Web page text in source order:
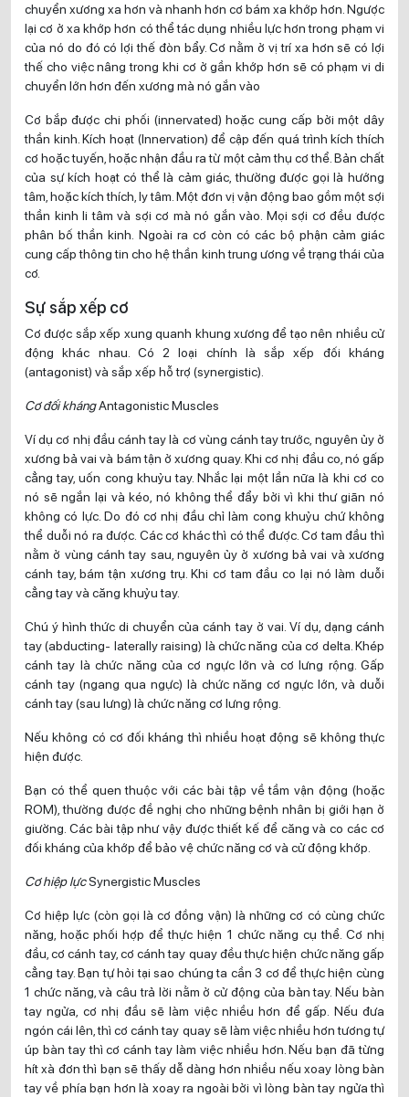
chuyển xương xa hơn và nhanh hơn cơ bám xa khớp hơn. Ngược
lại cơ ở xa khớp hơn có thể tác dụng nhiều lực hơn trong phạm vi
của nó do đó có lợi thế đòn bẩy. Cơ nằm ở vị trí xa hơn sẽ có lợi
thế cho việc nâng trong khi cơ ở gần khớp hơn sẽ có phạm vi di
chuyển lớn hơn đến xương mà nó gắn vào
Cơ bắp được chi phối (innervated) hoặc cung cấp bởi một dây
thần kinh. Kích hoạt (Innervation) để cập đến quá trình kích thích
cơ hoặc tuyến, hoặc nhận đầu ra từ một cảm thụ cơ thể. Bản chất
của sự kích hoạt có thể là cảm giác, thường được gọi là hướng
tâm, hoặc kích thích, ly tâm. Một đơn vị vận động bao gồm một sợi
thần kinh li tâm và sợi cơ mà nó gắn vào. Mọi sợi cơ đều được
phân bố thần kinh. Ngoài ra cơ còn có các bộ phận cảm giác
cung cấp thông tin cho hệ thần kinh trung ương về trạng thái của
cơ.
Sự sắp xếp cơ
Cơ được sắp xếp xung quanh khung xương để tạo nên nhiều cử
động khác nhau. Có 2 loại chính là sắp xếp đối kháng
(antagonist) và sắp xếp hỗ trợ (synergistic).
Cơ đối khángAntagonistic Muscles
Ví dụ cơ nhị đầu cánh tay là cơ vùng cánh tay trước, nguyên ủy ở
xương bả vai và bám tận ở xương quay. Khi cơ nhị đầu co, nó gấp
cẳng tay, uốn cong khuỷu tay. Nhắc lại một lần nữa là khi cơ co
nó sẽ ngắn lại và kéo, nó không thể đẩy bởi vì khi thư giãn nó
không có lực. Do đó cơ nhị đầu chỉ làm cong khuỷu chứ không
thể duỗi nó ra được. Các cơ khác thì có thể được. Cơ tam đầu thì
nằm ở vùng cánh tay sau, nguyên ủy ở xương bả vai và xương
cánh tay, bám tận xương trụ. Khi cơ tam đầu co lại nó làm duỗi
cẳng tay và căng khuỷu tay.
Chú ý hình thức di chuyển của cánh tay ở vai. Ví dụ, dạng cánh
tay (abducting- laterally raising) là chức năng của cơ delta. Khép
cánh tay là chức năng của cơ ngực lớn và cơ lưng rộng. Gấp
cánh tay (ngang qua ngực) là chức năng cơ ngực lớn, và duỗi
cánh tay (sau lưng) là chức năng cơ lưng rộng.
Nếu không có cơ đối kháng thì nhiều hoạt động sẽ không thực
hiện được.
Bạn có thể quen thuộc với các bài tập về tầm vận động (hoặc
ROM), thường được đề nghị cho những bệnh nhân bị giới hạn ở
giường. Các bài tập như vậy được thiết kế để căng và co các cơ
đối kháng của khớp để bảo vệ chức năng cơ và cử động khớp.
Cơ hiệp lựcSynergistic Muscles
Cơ hiệp lực (còn gọi là cơ đồng vận) là những cơ có cùng chức
năng, hoặc phối hợp để thực hiện 1 chức năng cụ thể. Cơ nhị
đầu, cơ cánh tay, cơ cánh tay quay đều thực hiện chức năng gấp
cẳng tay. Bạn tự hỏi tại sao chúng ta cần 3 cơ để thực hiện cùng
1 chức năng, và câu trả lời nằm ở cử động của bàn tay. Nếu bàn
tay ngửa, cơ nhị đầu sẽ làm việc nhiều hơn để gấp. Nếu đưa
ngón cái lên, thì cơ cánh tay quay sẽ làm việc nhiều hơn tương tự
úp bàn tay thì cơ cánh tay làm việc nhiều hơn. Nếu bạn đã từng
hít xà đơn thì bạn sẽ thấy dễ dàng hơn nhiều nếu xoay lòng bàn
tay về phía bạn hơn là xoay ra ngoài bởi vì lòng bàn tay ngửa thì